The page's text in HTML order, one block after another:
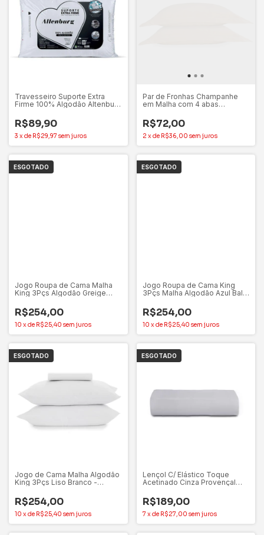
Travesseiro Suporte Extra
Firme 100% Algodão Altenburg
R$89,90
3 xde R$29,97 sem juros
Par de Fronhas Champanhe
em Malha com 4 abas
R$72,00
2 xde R$36,00 sem juros
ESGOTADO
Jogo Roupa de Cama Malha
King 3Pçs Algodão Greige
R$254,00
10 xde R$25,40 sem juros
ESGOTADO
Jogo Roupa de Cama King
3Pçs Malha Algodão Azul Bali
R$254,00
10 xde R$25,40 sem juros
ESGOTADO
Jogo de Cama Malha Algodão
King 3Pçs Liso Branco -
R$254,00
10 xde R$25,40 sem juros
ESGOTADO
Lençol C/ Elástico Toque
Acetinado Cinza Provençal
R$189,00
7 xde R$27,00 sem juros